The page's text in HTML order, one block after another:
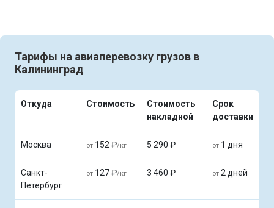
Тарифы на авиаперевозку грузов в
Калининград
Откуда Стоимость
Стоимость
накладной
Срок
доставки
Москва от 152 ₽/кг 5 290 ₽ от 1 дня
Санкт-
Петербург
от 127 ₽/кг 3 460 ₽ от 2 дней